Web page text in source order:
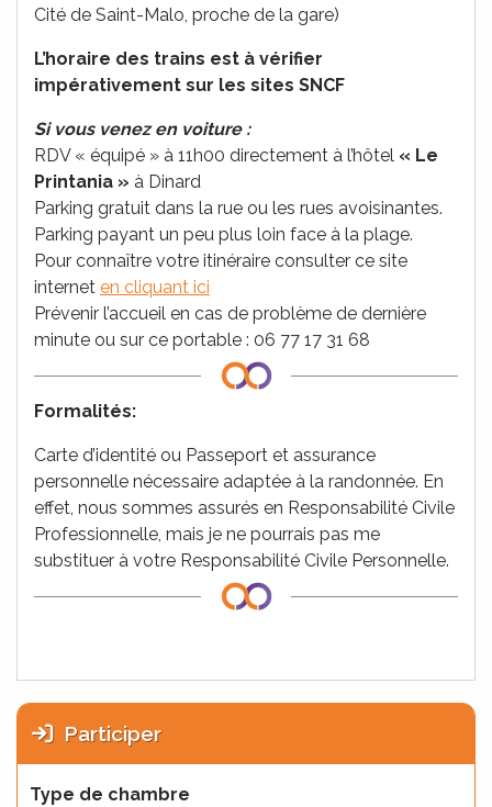
Cité de Saint-Malo, proche de la gare)
L’horaire des trains est à vérifier
impérativement sur les sites SNCF
Si vous venez en voiture :
RDV « équipé » à 11h00 directement à l’hôtel « Le
Printania » à Dinard
Parking gratuit dans la rue ou les rues avoisinantes.
Parking payant un peu plus loin face à la plage.
Pour connaître votre itinéraire consulter ce site
internet en cliquant ici
Prévenir l’accueil en cas de problème de dernière
minute ou sur ce portable : 06 77 17 31 68
Formalités:
Carte d’identité ou Passeport et assurance
personnelle nécessaire adaptée à la randonnée. En
effet, nous sommes assurés en Responsabilité Civile
Professionnelle, mais je ne pourrais pas me
substituer à votre Responsabilité Civile Personnelle.
Participer
Type de chambre